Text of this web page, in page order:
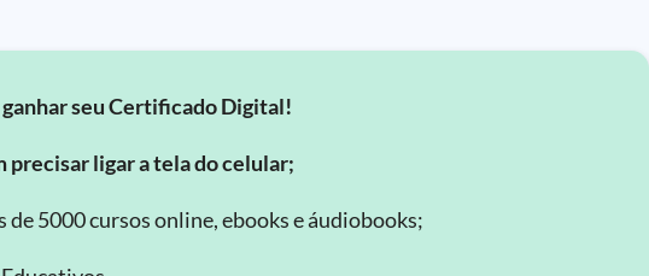
seu Certificado Digital!
precisar ligar a tela do celular;
de 5000 cursos online, ebooks e áudiobooks;